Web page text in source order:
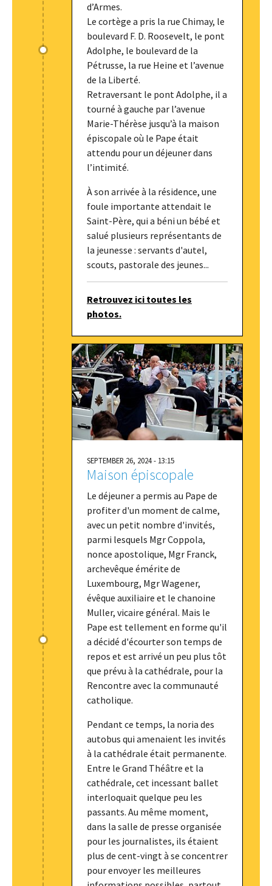
d’Armes.
Le cortège a pris la rue Chimay, le
boulevard F. D. Roosevelt, le pont
Adolphe, le boulevard de la
Pétrusse, la rue Heine et l’avenue
de la Liberté.
Retraversant le pont Adolphe, il a
tourné à gauche par l’avenue
Marie-Thérèse jusqu’à la maison
épiscopale où le Pape était
attendu pour un déjeuner dans
l’intimité.
À son arrivée à la résidence, une
foule importante attendait le
Saint-Père, qui a béni un bébé et
salué plusieurs représentants de
la jeunesse : servants d'autel,
scouts, pastorale des jeunes...
Retrouvez ici toutes les
photos.
SEPTEMBER 26, 2024 - 13:15
Maison épiscopale
Le déjeuner a permis au Pape de
profiter d'un moment de calme,
avec un petit nombre d'invités,
parmi lesquels Mgr Coppola,
nonce apostolique, Mgr Franck,
archevêque émérite de
Luxembourg, Mgr Wagener,
évêque auxiliaire et le chanoine
Muller, vicaire général. Mais le
Pape est tellement en forme qu'il
a décidé d'écourter son temps de
repos et est arrivé un peu plus tôt
que prévu à la cathédrale, pour la
Rencontre avec la communauté
catholique.
Pendant ce temps, la noria des
autobus qui amenaient les invités
à la cathédrale était permanente.
Entre le Grand Théâtre et la
cathédrale, cet incessant ballet
interloquait quelque peu les
passants. Au même moment,
dans la salle de presse organisée
pour les journalistes, ils étaient
plus de cent-vingt à se concentrer
pour envoyer les meilleures